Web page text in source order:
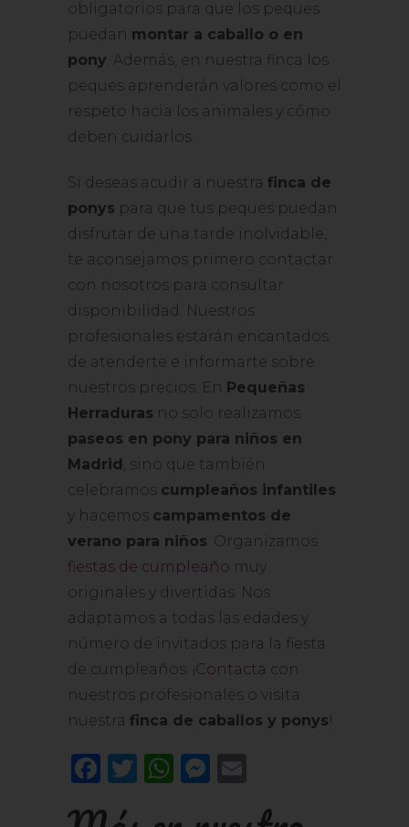
obligatorios para que los peques
puedan montar a caballo o en
pony . Además, en nuestra finca los
peques aprenderán valores como el
respeto hacia los animales y cómo
deben cuidarlos.
Si deseas acudir a nuestra finca de
ponys para que tus peques puedan
disfrutar de una tarde inolvidable,
te aconsejamos primero contactar
con nosotros para consultar
disponibilidad. Nuestros
profesionales estarán encantados
de atenderte e informarte sobre
nuestros precios. En Pequeñas
Herraduras no solo realizamos
paseos en pony para niños en
Madrid, sino que también
celebramos cumpleaños infantiles
y hacemos campamentos de
verano para niños . Organizamos
fiestas de cumpleaño muy
originales y divertidas. Nos
adaptamos a todas las edades y
número de invitados para la fiesta
de cumpleaños. ¡Contacta con
nuestros profesionales o visita
nuestra finca de caballos y ponys!
Facebook
Twitter
WhatsApp
Messenger